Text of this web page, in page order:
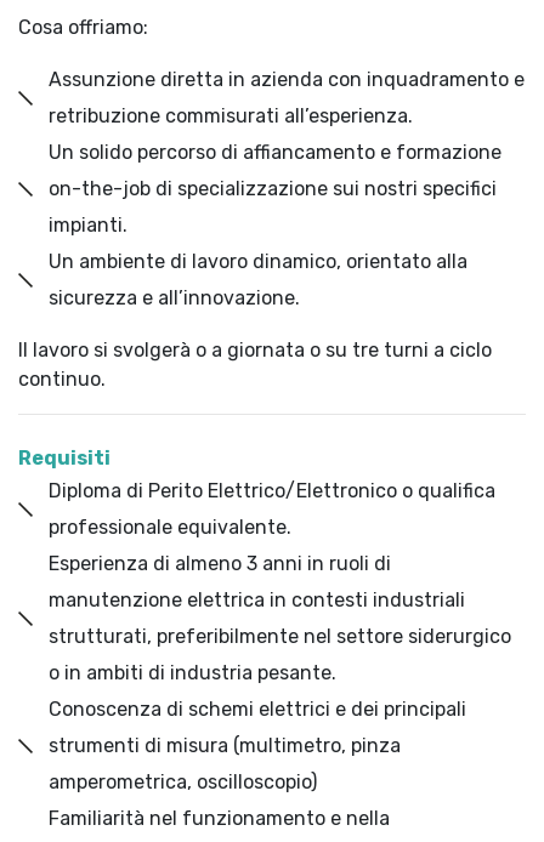
Cosa offriamo:
Assunzione diretta in azienda con inquadramento e
retribuzione commisurati all’esperienza.
Un solido percorso di affiancamento e formazione
on-the-job di specializzazione sui nostri specifici
impianti.
Un ambiente di lavoro dinamico, orientato alla
sicurezza e all’innovazione.
Il lavoro si svolgerà o a giornata o su tre turni a ciclo
continuo.
Requisiti
Diploma di Perito Elettrico/Elettronico o qualifica
professionale equivalente.
Esperienza di almeno 3 anni in ruoli di
manutenzione elettrica in contesti industriali
strutturati, preferibilmente nel settore siderurgico
o in ambiti di industria pesante.
Conoscenza di schemi elettrici e dei principali
strumenti di misura (multimetro, pinza
amperometrica, oscilloscopio)
Familiarità nel funzionamento e nella